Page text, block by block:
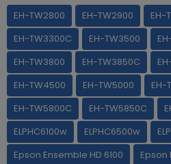
EH-TW2800 EH-TW2900 EH-
EH-TW3300C
EH-TW3500
EH-TW3800
EH-TW3850C
EH-TW4500
EH-TW5000 EH-
EH-TW5800C
EH-TW5850C
ELPHC6100w
ELPHC6500w
Epson Ensemble HD 6100
Epson